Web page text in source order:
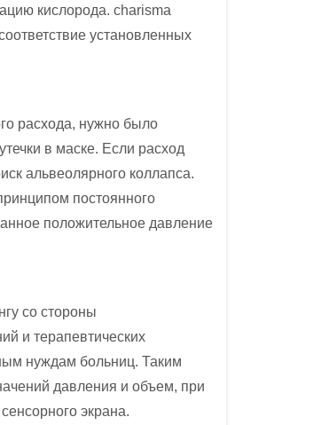
кислорода. charisma
установленных
расхода, нужно было
в маске. Если расход
альвеолярного коллапса.
постоянного
положительное давление
со стороны
и терапевтических
нуждам больниц. Таким
давления и объем, при
экрана.